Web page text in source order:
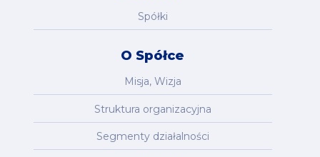
Spółki
O Spółce
Misja, Wizja
Struktura organizacyjna
Segmenty działalności